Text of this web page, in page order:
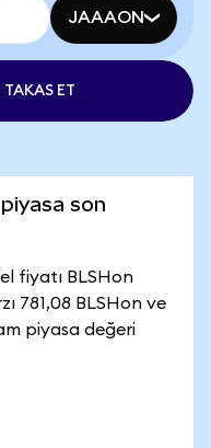
JAAAON
ET
son
fiyatı BLSHon
781,08 BLSHon ve
piyasa değeri